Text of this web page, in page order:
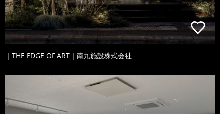
｜THE EDGE OF ART｜南九施設株式会社